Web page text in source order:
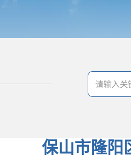
保山市隆阳